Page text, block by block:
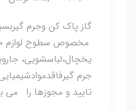
گاز پاک کن وجرم
مخصوص سطوح لوازم
یخچال،لباسشویی،
جرم
تایید و مجوزها را می